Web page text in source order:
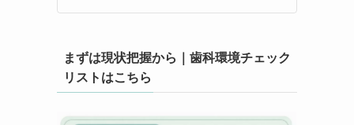
まずは現状把握から｜歯科環境チェック
リストはこちら